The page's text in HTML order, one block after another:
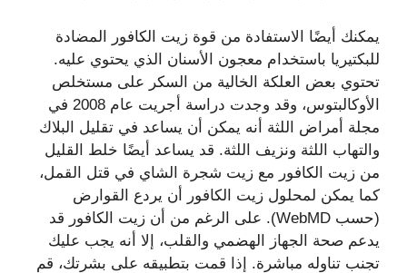
يمكنك أيضًا الاستفادة من قوة زيت الكافور المضادة
للبكتيريا باستخدام معجون الأسنان الذي يحتوي عليه.
تحتوي بعض العلكة الخالية من السكر على مستخلص
الأوكالبتوس، وقد وجدت دراسة أجريت عام 2008 في
مجلة أمراض اللثة أنه يمكن أن يساعد في تقليل البلاك
والتهاب اللثة ونزيف اللثة. قد يساعد أيضًا خلط القليل
من زيت الكافور مع زيت شجرة الشاي في قتل القمل،
كما يمكن لمحلول زيت الكافور أن يردع القوارض
(حسب WebMD). على الرغم من أن زيت الكافور قد
يدعم صحة الجهاز الهضمي والقلب، إلا أنه يجب عليك
تجنب تناوله مباشرة. إذا قمت بتطبيقه على بشرتك، قم